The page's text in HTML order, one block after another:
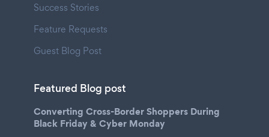
Success Stories
Feature Requests
Guest Blog Post
Featured Blog post
Converting Cross-Border Shoppers During
Black Friday & Cyber Monday